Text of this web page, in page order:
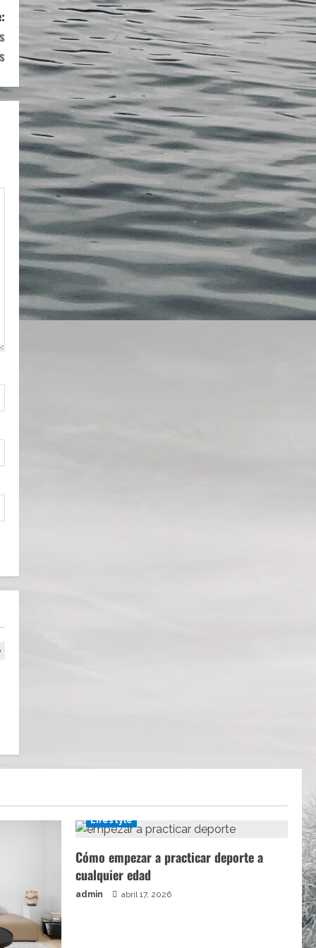
Lifestyle
Cómo empezar a practicar deporte a
cualquier edad
admin abril 17, 2026